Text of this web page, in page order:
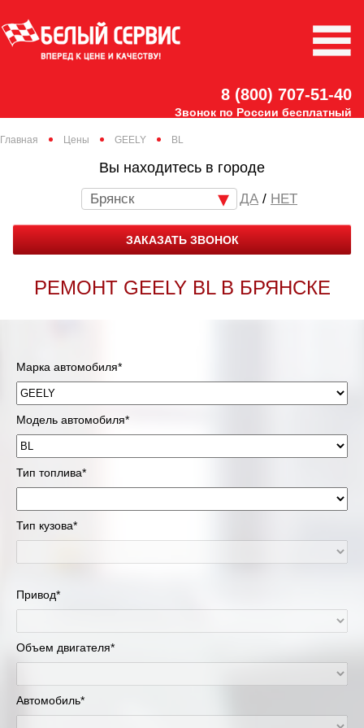
8 (800) 707-51-40
Звонок по России бесплатный
Главная Цены GEELY BL
Вы находитесь в городе
Брянск / НЕТ
ЗАКАЗАТЬ ЗВОНОК
РЕМОНТ GEELY BL В БРЯНСКЕ
Марка автомобиля*
Модель автомобиля*
Тип топлива*
Тип кузова*
Привод*
Объем двигателя*
Автомобиль*